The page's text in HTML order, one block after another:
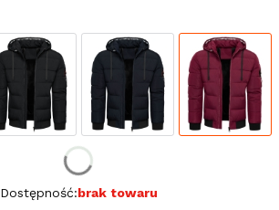
Dostępność:brak towaru